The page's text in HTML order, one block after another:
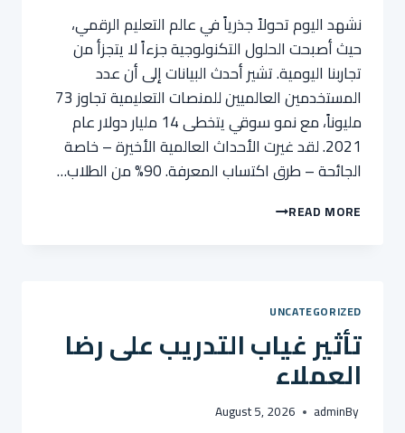
نشهد اليوم تحولاً جذرياً في عالم التعليم الرقمي،
حيث أصبحت الحلول التكنولوجية جزءاً لا يتجزأ من
تجاربنا اليومية. تشير أحدث البيانات إلى أن عدد
المستخدمين العالميين للمنصات التعليمية تجاوز 73
مليوناً، مع نمو سوقي يتخطى 14 مليار دولار عام
2021. لقد غيرت الأحداث العالمية الأخيرة – خاصة
الجائحة – طرق اكتساب المعرفة. 90% من الطلاب…
READ MOREإحصائيات
UNCATEGORIZED
تأثير غياب التدريب على رضا
العملاء
By
admin
August 5, 2026